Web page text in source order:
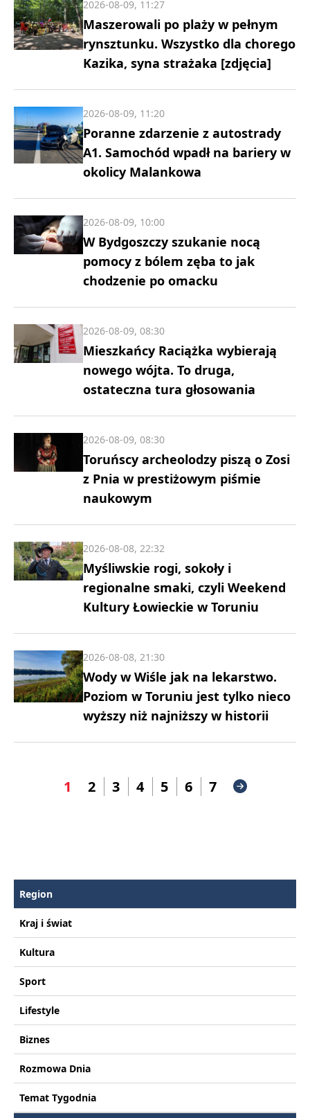
Maszerowali po plaży w pełnym
rynsztunku. Wszystko dla chorego
Kazika, syna strażaka [zdjęcia]
2026-08-09, 11:27
Poranne zdarzenie z autostrady
A1. Samochód wpadł na bariery w
okolicy Malankowa
2026-08-09, 11:20
W Bydgoszczy szukanie nocą
pomocy z bólem zęba to jak
chodzenie po omacku
2026-08-09, 10:00
Mieszkańcy Raciążka wybierają
nowego wójta. To druga,
ostateczna tura głosowania
2026-08-09, 08:30
Toruńscy archeolodzy piszą o Zosi
z Pnia w prestiżowym piśmie
naukowym
2026-08-09, 08:30
Myśliwskie rogi, sokoły i
regionalne smaki, czyli Weekend
Kultury Łowieckie w Toruniu
2026-08-08, 22:32
Wody w Wiśle jak na lekarstwo.
Poziom w Toruniu jest tylko nieco
wyższy niż najniższy w historii
2026-08-08, 21:30
1 2 3 4 5 6 7
Region
Kraj i świat
Kultura
Sport
Lifestyle
Biznes
Rozmowa Dnia
Temat Tygodnia